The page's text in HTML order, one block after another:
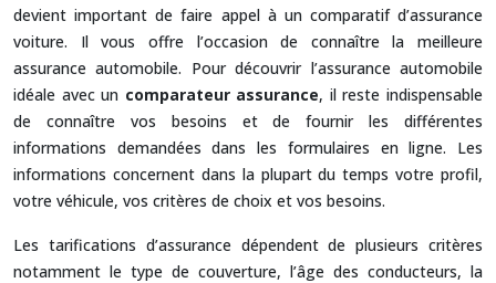
devient important de faire appel à un comparatif d’assurance
voiture. Il vous offre l’occasion de connaître la meilleure
assurance automobile. Pour découvrir l’assurance automobile
idéale avec un comparateur assurance, il reste indispensable
de connaître vos besoins et de fournir les différentes
informations demandées dans les formulaires en ligne. Les
informations concernent dans la plupart du temps votre profil,
votre véhicule, vos critères de choix et vos besoins.
Les tarifications d’assurance dépendent de plusieurs critères
notamment le type de couverture, l’âge des conducteurs, la